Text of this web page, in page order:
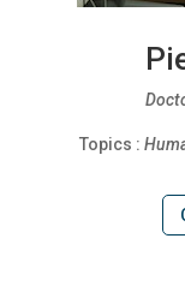
Topics :